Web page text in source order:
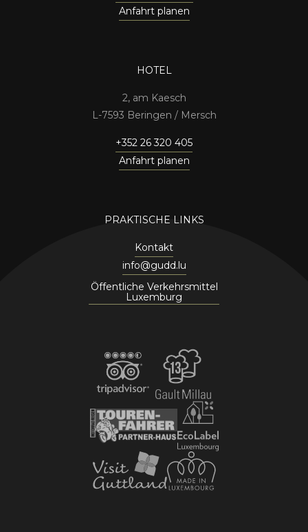
Anfahrt planen
HOTEL
2, am Kaesch
7593 Beringen / Mersch
+352 26 320 405
Anfahrt planen
PRAKTISCHE LINKS
Kontakt
info@gudd.lu
Öffentliche Verkehrsmittel
Luxemburg